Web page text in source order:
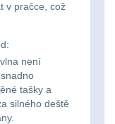
v pračce, což
není
tašky a
silného deště